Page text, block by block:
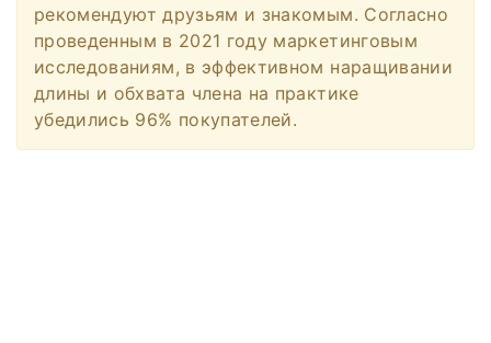
рекомендуют друзьям и знакомым. Согласно
проведенным в 2021 году маркетинговым
исследованиям, в эффективном наращивании
длины и обхвата члена на практике
убедились 96% покупателей.